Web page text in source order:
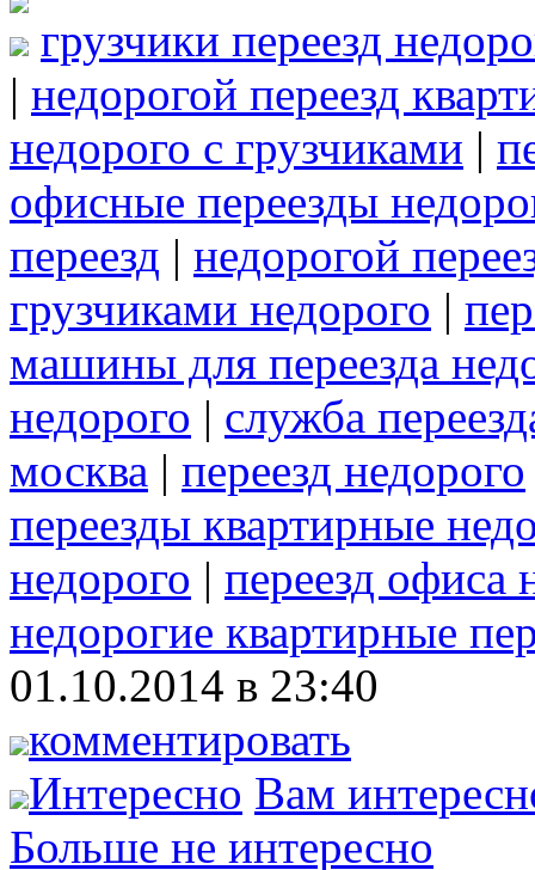
грузчики переезд
| недорогой переезд
недорого с грузчиками |
офисные переезды
переезд | недорогой
грузчиками недорого |
машины для переезда
недорого | служба
москва | переезд недорого
переезды квартирные
недорого | переезд офиса
недорогие квартирные
01.10.2014 в 23:40
комментировать
Интересно Вам
Больше не интересно